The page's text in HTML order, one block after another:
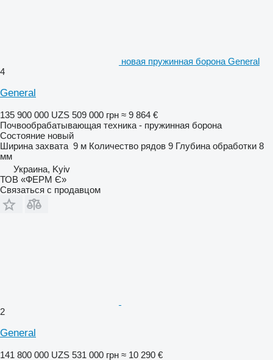
новая пружинная борона General
4
General
135 900 000 UZS 509 000 грн ≈ 9 864 €
Почвообрабатывающая техника - пружинная борона
Состояние новый
Ширина захвата 9 м Количество рядов 9 Глубина обработки 8
мм
Украина, Kyiv
ТОВ «ФЕРМ Є»
Связаться с продавцом
2
General
141 800 000 UZS 531 000 грн ≈ 10 290 €